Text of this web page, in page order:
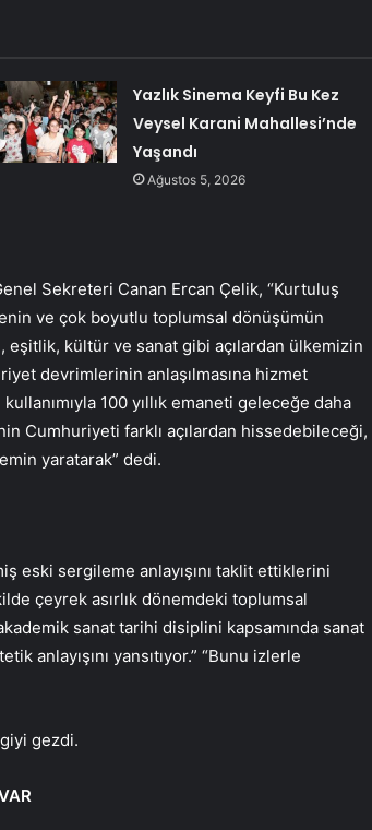
Yazlık Sinema Keyfi Bu Kez
Veysel Karani Mahallesi’nde
Yaşandı
Ağustos 5, 2026
Sekreteri Canan Ercan Çelik, “Kurtuluş
ve çok boyutlu toplumsal dönüşümün
kültür ve sanat gibi açılardan ülkemizin
devrimlerinin anlaşılmasına hizmet
100 yıllık emaneti geleceğe daha
Cumhuriyeti farklı açılardan hissedebileceği,
yaratarak” dedi.
eski sergileme anlayışını taklit ettiklerini
çeyrek asırlık dönemdeki toplumsal
sanat tarihi disiplini kapsamında sanat
anlayışını yansıtıyor.” “Bunu izlerle
gezdi.